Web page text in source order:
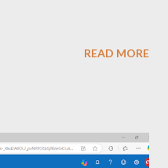
READ MORE